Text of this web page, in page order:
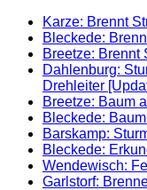
Karze: Brennt
Bleckede:
Breetze: Brennt
Dahlenburg:
Drehleiter
Breetze: Baum
Bleckede:
Barskamp:
Bleckede:
Wendewisch:
Garlstorf: